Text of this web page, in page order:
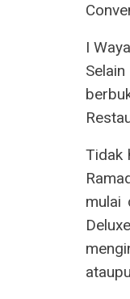
I
Tidak
mulai